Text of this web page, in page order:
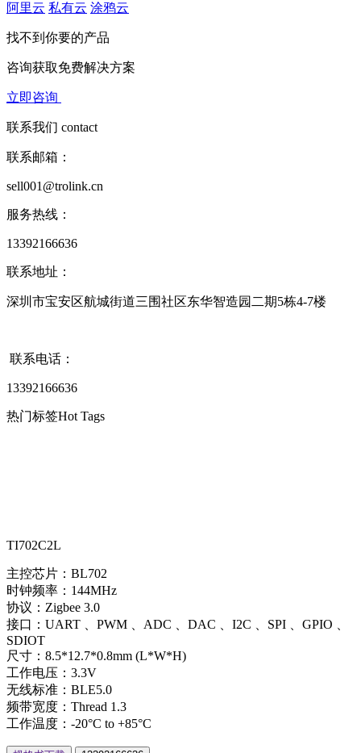
阿里云 私有云 涂鸦云
找不到你要的产品
咨询获取免费解决方案
立即咨询
联系我们 contact
联系邮箱：
sell001@trolink.cn
服务热线：
13392166636
联系地址：
深圳市宝安区航城街道三围社区东华智造园二期5栋4-7楼
联系电话：
13392166636
热门标签Hot Tags
TI702C2L
主控芯片：BL702
时钟频率：144MHz
协议：Zigbee 3.0
接口：UART 、PWM 、ADC 、DAC 、I2C 、SPI 、GPIO 、
SDIOT
尺寸：8.5*12.7*0.8mm (L*W*H)
工作电压：3.3V
无线标准：BLE5.0
频带宽度：Thread 1.3
工作温度：-20°C to +85°C